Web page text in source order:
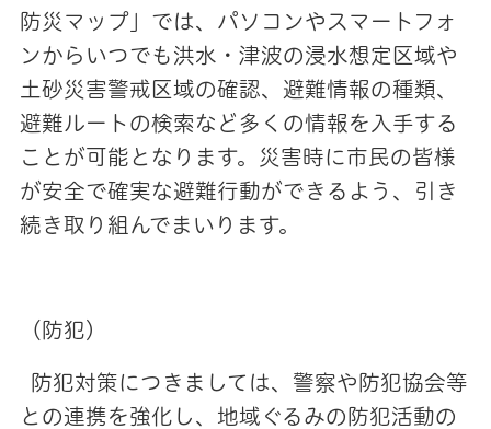
防災マップ」では、パソコンやスマートフォ
ンからいつでも洪水・津波の浸水想定区域や
土砂災害警戒区域の確認、避難情報の種類、
避難ルートの検索など多くの情報を入手する
ことが可能となります。災害時に市民の皆様
が安全で確実な避難行動ができるよう、引き
続き取り組んでまいります。
（防犯）
防犯対策につきましては、警察や防犯協会等
との連携を強化し、地域ぐるみの防犯活動の